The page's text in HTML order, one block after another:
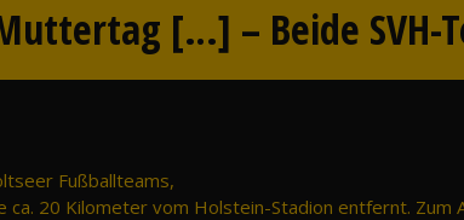
[…] – Beide SVH-
Fußballteams,
ca. 20 Kilometer vom Holstein-Stadion entfernt. Zum